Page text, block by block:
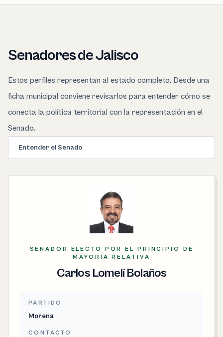
Senadores de Jalisco
Estos perfiles representan al estado completo. Desde una
ficha municipal conviene revisarlos para entender cómo se
conecta la política territorial con la representación en el
Senado.
Entender el Senado
SENADOR ELECTO POR EL PRINCIPIO DE
MAYORÍA RELATIVA
Carlos Lomelí Bolaños
PARTIDO
Morena
CONTACTO